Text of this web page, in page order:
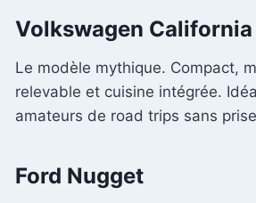
Volkswagen California
Le modèle mythique. Compact,
relevable et cuisine intégrée.
amateurs de road trips sans
Ford Nugget